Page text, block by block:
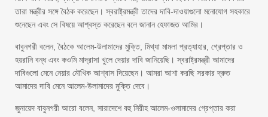
তারা মন্ত্রীর সঙ্গে বৈঠক করেছেন। স্বরাষ্ট্রমন্ত্রী তাদের দাবি-দাওয়াগুলো মনোযোগ সহকারে
শুনেছেন এবং সে বিষয়ে আশ্বস্ত করেছেন বলে জানান হেফাজত আমির।
বাবুনগরী বলেন, বৈঠকে আলেম-উলামাদের মুক্তি, মিথ্যা মামলা প্রত্যাহার, গ্রেপ্তার ও
হয়রানি বন্ধ এবং কওমি মাদ্রাসা খুলে দেয়ার দাবি জানিয়েছি। স্বরাষ্ট্রমন্ত্রী আমাদের
দাবিগুলো মেনে নেয়ার মৌখিক আশ্বাস দিয়েছেন। আমরা আশা করছি সরকার দ্রুত
আমাদের দাবি মেনে আলেম-উলামাদের মুক্তি দেবে।
জুনায়েদ বাবুনগরী আরো বলেন, সারাদেশে বহু নিরীহ আলেম-ওলামাদের গ্রেপ্তার করা